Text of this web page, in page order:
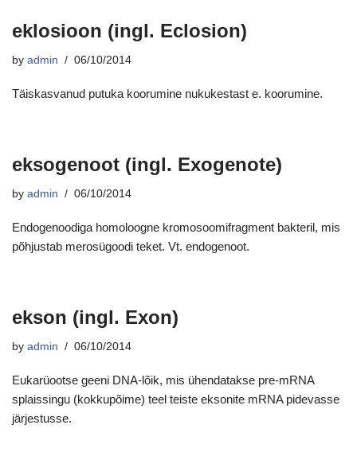
eklosioon (ingl. Eclosion)
by admin 06/10/2014
Täiskasvanud putuka koorumine nukukestast e. koorumine.
eksogenoot (ingl. Exogenote)
by admin 06/10/2014
Endogenoodiga homoloogne kromosoomifragment bakteril, mis
põhjustab merosügoodi teket. Vt. endogenoot.
ekson (ingl. Exon)
by admin 06/10/2014
Eukarüootse geeni DNA-lõik, mis ühendatakse pre-mRNA
splaissingu (kokkupõime) teel teiste eksonite mRNA pidevasse
järjestusse.